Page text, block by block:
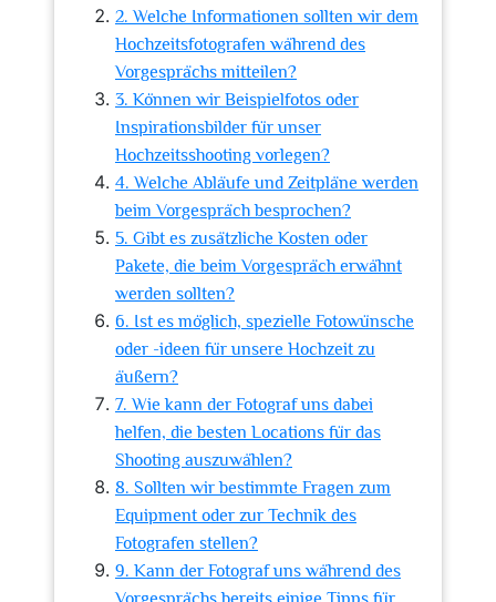
2. Welche Informationen sollten wir dem
Hochzeitsfotografen während des
Vorgesprächs mitteilen?
3. Können wir Beispielfotos oder
Inspirationsbilder für unser
Hochzeitsshooting vorlegen?
4. Welche Abläufe und Zeitpläne werden
beim Vorgespräch besprochen?
5. Gibt es zusätzliche Kosten oder
Pakete, die beim Vorgespräch erwähnt
werden sollten?
6. Ist es möglich, spezielle Fotowünsche
oder -ideen für unsere Hochzeit zu
äußern?
7. Wie kann der Fotograf uns dabei
helfen, die besten Locations für das
Shooting auszuwählen?
8. Sollten wir bestimmte Fragen zum
Equipment oder zur Technik des
Fotografen stellen?
9. Kann der Fotograf uns während des